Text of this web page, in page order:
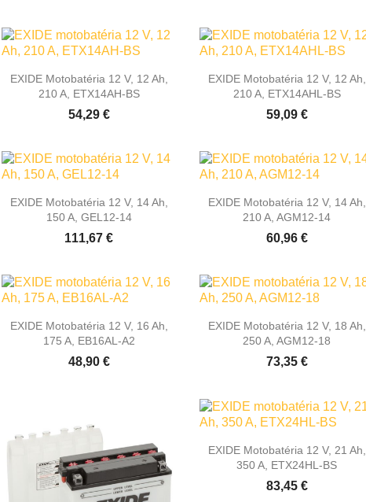
 Rýchly náhľad
EXIDE Motobatéria 12 V, 12 Ah,
210 A, ETX14AH-BS
54,29 €
 Rýchly náhľad
EXIDE Motobatéria 12 V, 12 Ah,
210 A, ETX14AHL-BS
59,09 €
 Rýchly náhľad
EXIDE Motobatéria 12 V, 14 Ah,
150 A, GEL12-14
111,67 €
 Rýchly náhľad
EXIDE Motobatéria 12 V, 14 Ah,
210 A, AGM12-14
60,96 €
 Rýchly náhľad
EXIDE Motobatéria 12 V, 16 Ah,
175 A, EB16AL-A2
48,90 €
 Rýchly náhľad
EXIDE Motobatéria 12 V, 18 Ah,
250 A, AGM12-18
73,35 €
 Rýchly náhľad
EXIDE Motobatéria 12 V, 21 Ah,
350 A, ETX24HL-BS
83,45 €